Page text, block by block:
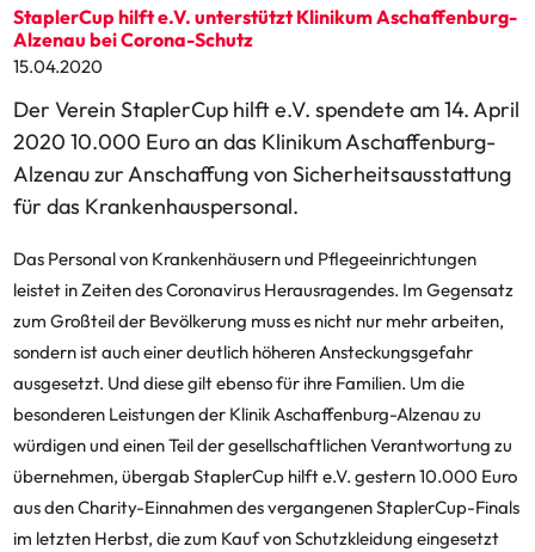
StaplerCup hilft e.V. unterstützt Klinikum Aschaffenburg-
Alzenau bei Corona-Schutz
15.04.2020
Der Verein StaplerCup hilft e.V. spendete am 14. April
2020 10.000 Euro an das Klinikum Aschaffenburg-
Alzenau zur Anschaffung von Sicherheitsausstattung
für das Krankenhauspersonal.
Das Personal von Krankenhäusern und Pflegeeinrichtungen
leistet in Zeiten des Coronavirus Herausragendes. Im Gegensatz
zum Großteil der Bevölkerung muss es nicht nur mehr arbeiten,
sondern ist auch einer deutlich höheren Ansteckungsgefahr
ausgesetzt. Und diese gilt ebenso für ihre Familien. Um die
besonderen Leistungen der Klinik Aschaffenburg-Alzenau zu
würdigen und einen Teil der gesellschaftlichen Verantwortung zu
übernehmen, übergab StaplerCup hilft e.V. gestern 10.000 Euro
aus den Charity-Einnahmen des vergangenen StaplerCup-Finals
im letzten Herbst, die zum Kauf von Schutzkleidung eingesetzt